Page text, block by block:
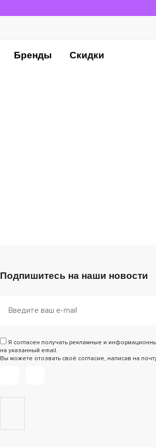
Бренды Скидки
Подпишитесь на наши новости
Я согласен получать рекламные и
на указанный email.
Вы можете отозвать своё согласие, написав на